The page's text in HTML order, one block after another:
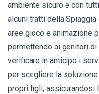
ambiente sicuro e con
alcuni tratti della
aree gioco e animazione
permettendo ai genitori
verificare in anticipo i
per scegliere la
propri figli, assicurandosi